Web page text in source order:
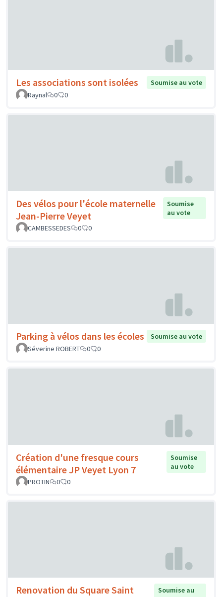
Les associations sont isolées
Soumise au vote
Raynal
0 0
Des vélos pour l'école maternelle
Jean-Pierre Veyet
Soumise
au vote
CAMBESSEDES
0 0
Parking à vélos dans les écoles
Soumise au vote
Séverine ROBERT
0 0
Création d'une fresque cours
élémentaire JP Veyet Lyon 7
Soumise
au vote
PROTIN
0 0
Renovation du Square Saint
Soumise au